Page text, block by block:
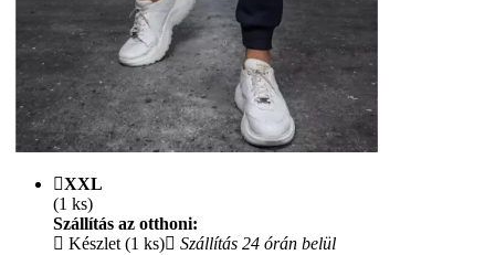
XXL
(1 ks)
Szállítás az otthoni:
Készlet (1 ks)
Szállítás 24 órán belül